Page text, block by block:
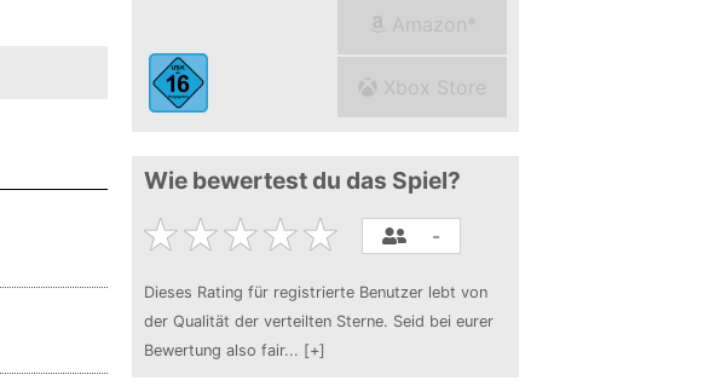
Amazon*
Xbox Store
Wie bewertest du das Spiel?
-
Dieses Rating für registrierte Benutzer lebt von
der Qualität der verteilten Sterne. Seid bei eurer
Bewertung also fair... [+]